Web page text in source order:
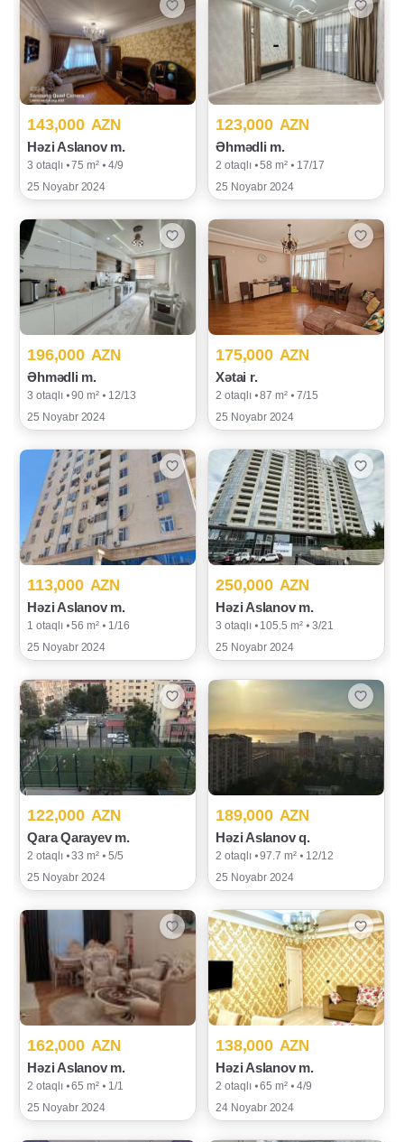
143,000 AZN
Həzi Aslanov m.
3 otaqlı ⦁ 75 m² ⦁ 4/9
25 Noyabr 2024
123,000 AZN
Əhmədli m.
2 otaqlı ⦁ 58 m² ⦁ 17/17
25 Noyabr 2024
196,000 AZN
Əhmədli m.
3 otaqlı ⦁ 90 m² ⦁ 12/13
25 Noyabr 2024
175,000 AZN
Xətai r.
2 otaqlı ⦁ 87 m² ⦁ 7/15
25 Noyabr 2024
113,000 AZN
Həzi Aslanov m.
1 otaqlı ⦁ 56 m² ⦁ 1/16
25 Noyabr 2024
250,000 AZN
Həzi Aslanov m.
3 otaqlı ⦁ 105.5 m² ⦁ 3/21
25 Noyabr 2024
122,000 AZN
Qara Qarayev m.
2 otaqlı ⦁ 33 m² ⦁ 5/5
25 Noyabr 2024
189,000 AZN
Həzi Aslanov q.
2 otaqlı ⦁ 97.7 m² ⦁ 12/12
25 Noyabr 2024
162,000 AZN
Həzi Aslanov m.
2 otaqlı ⦁ 65 m² ⦁ 1/1
25 Noyabr 2024
138,000 AZN
Həzi Aslanov m.
2 otaqlı ⦁ 65 m² ⦁ 4/9
24 Noyabr 2024